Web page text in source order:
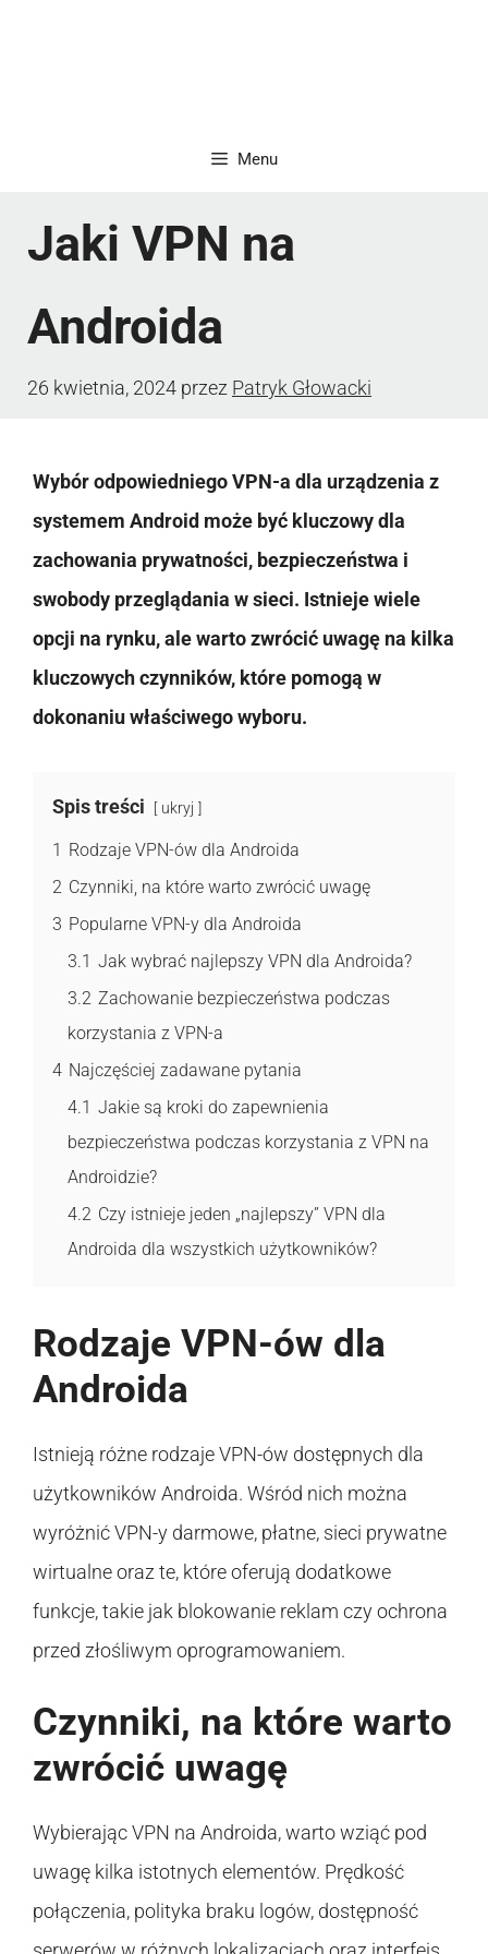
Menu
Jaki VPN na
Androida
26 kwietnia, 2024 przez Patryk Głowacki
Wybór odpowiedniego VPN-a dla urządzenia z
systemem Android może być kluczowy dla
zachowania prywatności, bezpieczeństwa i
swobody przeglądania w sieci. Istnieje wiele
opcji na rynku, ale warto zwrócić uwagę na kilka
kluczowych czynników, które pomogą w
dokonaniu właściwego wyboru.
Spis treści ukryj
1 Rodzaje VPN-ów dla Androida
2 Czynniki, na które warto zwrócić uwagę
3 Popularne VPN-y dla Androida
3.1 Jak wybrać najlepszy VPN dla Androida?
3.2 Zachowanie bezpieczeństwa podczas
korzystania z VPN-a
4 Najczęściej zadawane pytania
4.1 Jakie są kroki do zapewnienia
bezpieczeństwa podczas korzystania z VPN na
Androidzie?
4.2 Czy istnieje jeden „najlepszy” VPN dla
Androida dla wszystkich użytkowników?
Rodzaje VPN-ów dla
Androida
Istnieją różne rodzaje VPN-ów dostępnych dla
użytkowników Androida. Wśród nich można
wyróżnić VPN-y darmowe, płatne, sieci prywatne
wirtualne oraz te, które oferują dodatkowe
funkcje, takie jak blokowanie reklam czy ochrona
przed złośliwym oprogramowaniem.
Czynniki, na które warto
zwrócić uwagę
Wybierając VPN na Androida, warto wziąć pod
uwagę kilka istotnych elementów. Prędkość
połączenia, polityka braku logów, dostępność